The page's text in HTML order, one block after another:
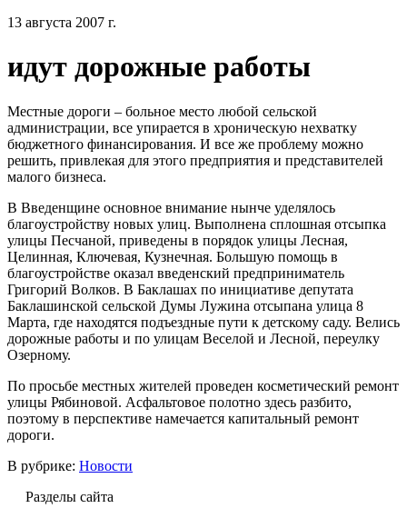
13 августа 2007 г.
идут дорожные работы
Местные дороги – больное место любой сельской
администрации, все упирается в хроническую нехватку
бюджетного финансирования. И все же проблему можно
решить, привлекая для этого предприятия и представителей
малого бизнеса.
В Введенщине основное внимание нынче уделялось
благоустройству новых улиц. Выполнена сплошная отсыпка
улицы Песчаной, приведены в порядок улицы Лесная,
Целинная, Ключевая, Кузнечная. Большую помощь в
благоустройстве оказал введенский предприниматель
Григорий Волков. В Баклашах по инициативе депутата
Баклашинской сельской Думы Лужина отсыпана улица 8
Марта, где находятся подъездные пути к детскому саду. Велись
дорожные работы и по улицам Веселой и Лесной, переулку
Озерному.
По просьбе местных жителей проведен косметический ремонт
улицы Рябиновой. Асфальтовое полотно здесь разбито,
поэтому в перспективе намечается капитальный ремонт
дороги.
В рубрике: Новости
Разделы сайта